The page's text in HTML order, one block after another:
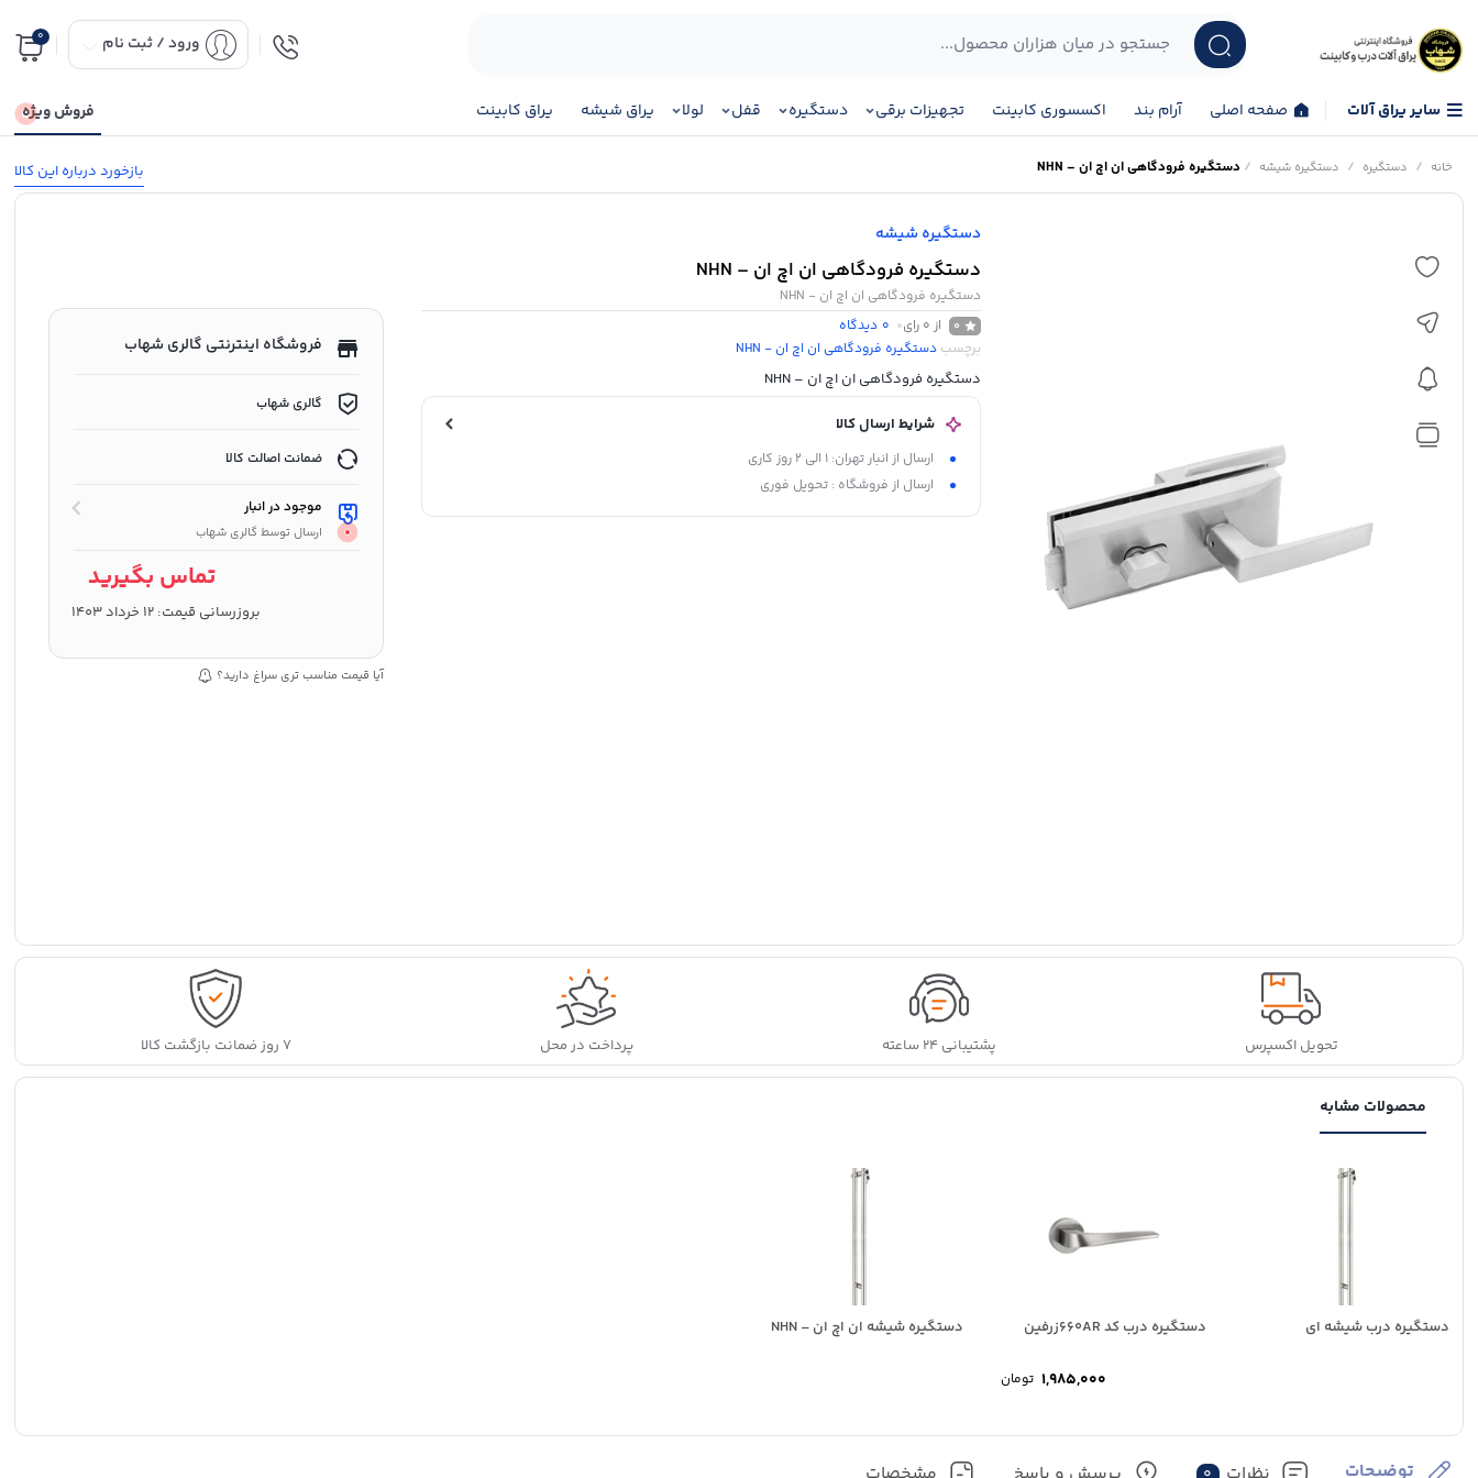
ورود / ثبت نام 0
سایر یراق آلات صفحه اصلی آرام بند اکسسوری کابینت تجهیزات برقی دستگیره قفل لولا یراق شیشه یراق کابینت فروش ویژه
بازخورد درباره این کالا خانه / دستگیره / دستگیره شیشه / دستگیره فرودگاهی ان اچ ان – NHN
دستگیره شیشه
دستگیره فرودگاهی ان اچ ان – NHN
دستگیره فرودگاهی ان اچ ان - NHN
0 از 0 رای 0 دیدگاه
برچسبدستگیره فرودگاهی ان اچ ان - NHN
دستگیره فرودگاهی ان اچ ان – NHN
شرایط ارسال کالا
ارسال از انبار تهران: 1 الی 2 روز کاری
ارسال از فروشگاه : تحویل فوری
فروشگاه اینترنتی گالری شهاب
گالری شهاب
ضمانت اصالت کالا
موجود در انبار
ارسال توسط گالری شهاب
تماس بگیرید
بروزرسانی قیمت: 12 خرداد 1403
آیا قیمت مناسب تری سراغ دارید؟
تحویل اکسپرس پشتیبانی ۲۴ ساعته پرداخت در محل ۷ روز ضمانت بازگشت کالا
محصولات مشابه
دستگیره درب شیشه ای دستگیره درب کد 660ARزرفین
1,985,000 تومان
دستگیره شیشه ان اچ ان – NHN
توضیحات